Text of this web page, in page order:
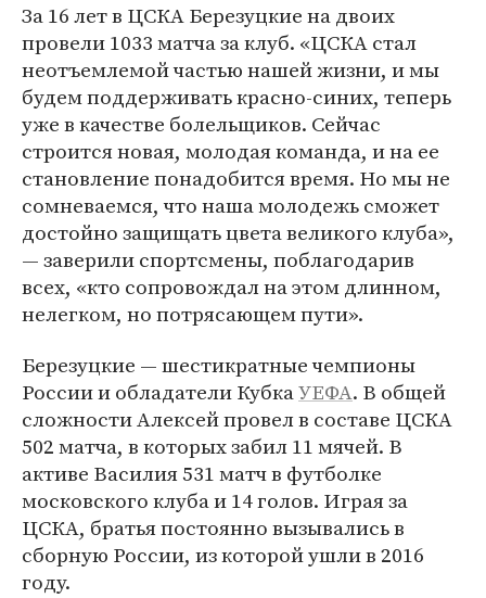
За 16 лет в ЦСКА Березуцкие на двоих
провели 1033 матча за клуб. «ЦСКА стал
неотъемлемой частью нашей жизни, и мы
будем поддерживать красно-синих, теперь
уже в качестве болельщиков. Сейчас
строится новая, молодая команда, и на ее
становление понадобится время. Но мы не
сомневаемся, что наша молодежь сможет
достойно защищать цвета великого клуба»,
— заверили спортсмены, поблагодарив
всех, «кто сопровождал на этом длинном,
нелегком, но потрясающем пути».
Березуцкие — шестикратные чемпионы
России и обладатели КубкаУЕФА. В общей
сложности Алексей провел в составе ЦСКА
502 матча, в которых забил 11 мячей. В
активе Василия 531 матч в футболке
московского клуба и 14 голов. Играя за
ЦСКА, братья постоянно вызывались в
сборную России, из которой ушли в 2016
году.